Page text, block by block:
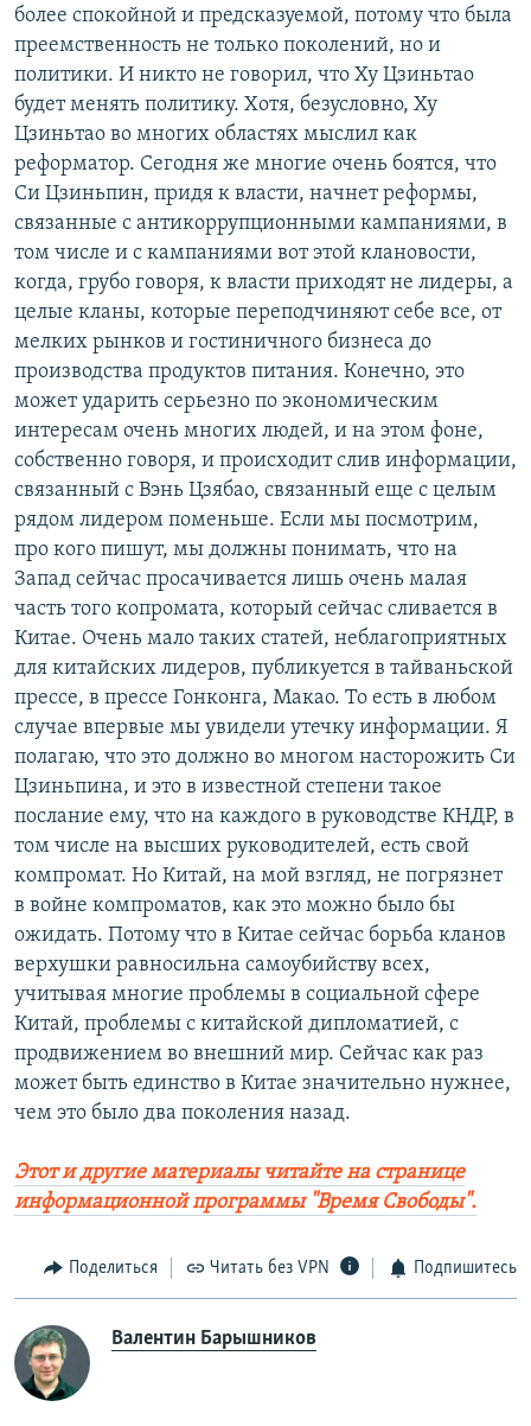
более спокойной и предсказуемой, потому что была
преемственность не только поколений, но и
политики. И никто не говорил, что Ху Цзиньтао
будет менять политику. Хотя, безусловно, Ху
Цзиньтао во многих областях мыслил как
реформатор. Сегодня же многие очень боятся, что
Си Цзиньпин, придя к власти, начнет реформы,
связанные с антикоррупционными кампаниями, в
том числе и с кампаниями вот этой клановости,
когда, грубо говоря, к власти приходят не лидеры, а
целые кланы, которые переподчиняют себе все, от
мелких рынков и гостиничного бизнеса до
производства продуктов питания. Конечно, это
может ударить серьезно по экономическим
интересам очень многих людей, и на этом фоне,
собственно говоря, и происходит слив информации,
связанный с Вэнь Цзябао, связанный еще с целым
рядом лидером поменьше. Если мы посмотрим,
про кого пишут, мы должны понимать, что на
Запад сейчас просачивается лишь очень малая
часть того копромата, который сейчас сливается в
Китае. Очень мало таких статей, неблагоприятных
для китайских лидеров, публикуется в тайваньской
прессе, в прессе Гонконга, Макао. То есть в любом
случае впервые мы увидели утечку информации. Я
полагаю, что это должно во многом насторожить Си
Цзиньпина, и это в известной степени такое
послание ему, что на каждого в руководстве КНДР, в
том числе на высших руководителей, есть свой
компромат. Но Китай, на мой взгляд, не погрязнет
в войне компроматов, как это можно было бы
ожидать. Потому что в Китае сейчас борьба кланов
верхушки равносильна самоубийству всех,
учитывая многие проблемы в социальной сфере
Китай, проблемы с китайской дипломатией, с
продвижением во внешний мир. Сейчас как раз
может быть единство в Китае значительно нужнее,
чем это было два поколения назад.
Этот и другие материалы читайте на странице
информационной программы "Время Свободы".
Поделиться Читать без VPN Подпишитесь
Валентин Барышников